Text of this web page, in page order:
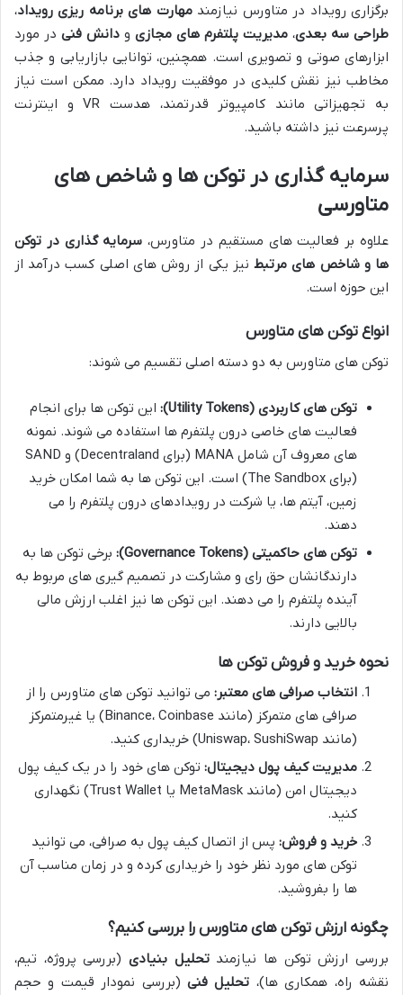
برگزاری رویداد در متاورس نیازمندمهارت های برنامه ریزی رویداد،
طراحی سه بعدی، مدیریت پلتفرم های مجازی و دانش فنی در مورد
ابزارهای صوتی و تصویری است. همچنین، توانایی بازاریابی و جذب
مخاطب نیز نقش کلیدی در موفقیت رویداد دارد. ممکن است نیاز
به تجهیزاتی مانند کامپیوتر قدرتمند، هدست VR و اینترنت
پرسرعت نیز داشته باشید.
سرمایه گذاری در توکن ها و شاخص های
متاورسی
علاوه بر فعالیت های مستقیم در متاورس، سرمایه گذاری در توکن
ها و شاخص های مرتبطنیز یکی از روش های اصلی کسب درآمد از
این حوزه است.
انواع توکن های متاورس
توکن های متاورس به دو دسته اصلی تقسیم می شوند:
توکن های کاربردی (Utility Tokens):
این توکن ها برای انجام
فعالیت های خاصی درون پلتفرم ها استفاده می شوند. نمونه
های معروف آن شامل MANA (برای Decentraland) و SAND
(برای The Sandbox) است. این توکن ها به شما امکان خرید
زمین، آیتم ها، یا شرکت در رویدادهای درون پلتفرم را می
دهند.
توکن های حاکمیتی (Governance Tokens):
برخی توکن ها به
دارندگانشان حق رای و مشارکت در تصمیم گیری های مربوط به
آینده پلتفرم را می دهند. این توکن ها نیز اغلب ارزش مالی
بالایی دارند.
نحوه خرید و فروش توکن ها
انتخاب صرافی های معتبر: می توانید توکن های متاورس را از
صرافی های متمرکز (مانند Binance، Coinbase) یا غیرمتمرکز
(مانند Uniswap، SushiSwap) خریداری کنید.
مدیریت کیف پول دیجیتال: توکن های خود را در یک کیف پول
دیجیتال امن (مانند MetaMask یا Trust Wallet) نگهداری
کنید.
خرید و فروش: پس از اتصال کیف پول به صرافی، می توانید
توکن های مورد نظر خود را خریداری کرده و در زمان مناسب آن
ها را بفروشید.
چگونه ارزش توکن های متاورس را بررسی کنیم؟
بررسی ارزش توکن ها نیازمندتحلیل بنیادی (بررسی پروژه، تیم،
نقشه راه، همکاری ها)، تحلیل فنی (بررسی نمودار قیمت و حجم